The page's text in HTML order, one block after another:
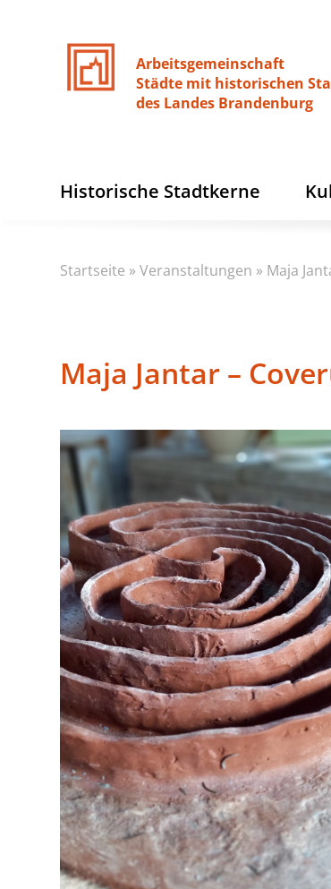
Arbeitsgemeinschaft
Städte mit historischen
des Landes Brandenburg
Historische Stadtkerne
Startseite »Veranstaltungen » Maja
Maja Jantar –